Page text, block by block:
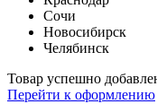
Сочи
Новосибирск
Челябинск
Товар успешно
Перейти к оформлению